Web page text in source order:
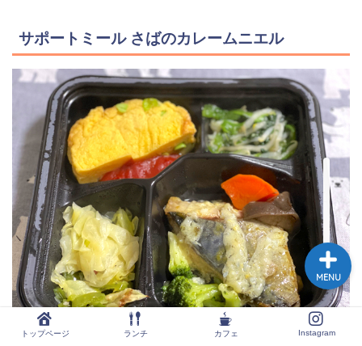
サポートミール さばのカレームニエル
トップページ ランチ カフェ Instagram
MENU
トップページ
ランチ
カフェ
Instagram